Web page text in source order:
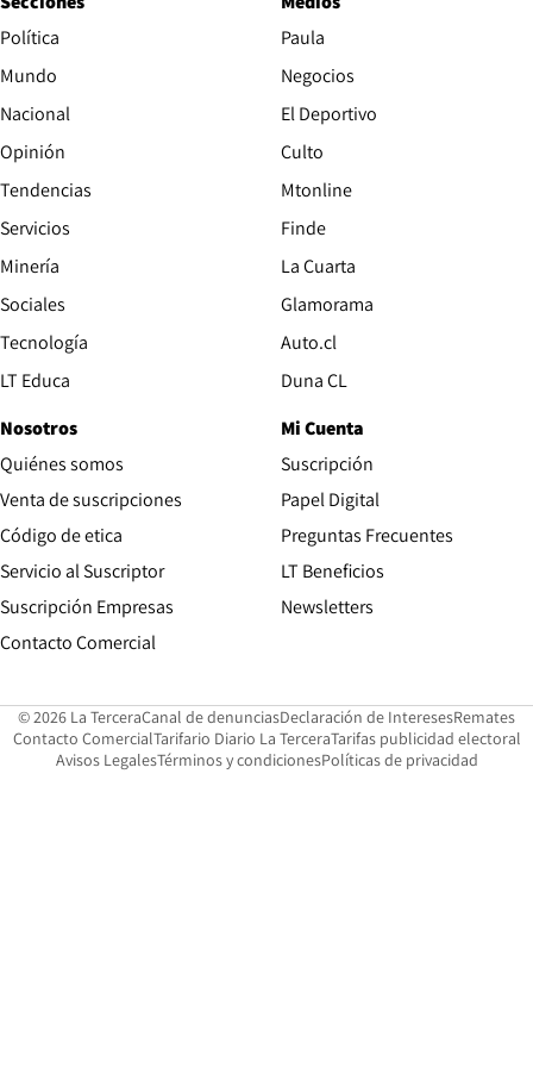
Política
Mundo
Nacional
Opinión
Tendencias
Servicios
Minería
Sociales
Tecnología
LT Educa
Paula
Negocios
El Deportivo
Culto
Mtonline
Finde
La Cuarta
Glamorama
Auto.cl
Duna CL
Nosotros
Quiénes somos
Venta de suscripciones
Código de etica Opens in new window
Servicio al Suscriptor
Suscripción Empresas
Contacto Comercial
Mi Cuenta
Suscripción
Papel Digital
Preguntas Frecuentes
LT Beneficios
Newsletters
© 2026 La TerceraCanal de denunciasOpens in new window
Declaración de InteresesOpens in
Remates
Contacto ComercialOpens in new window
Tarifario Diario La TerceraOpens in new window
Tarifas publicidad electoral
Avisos LegalesOpens in new window
Términos y condicionesPolíticas de privacidad